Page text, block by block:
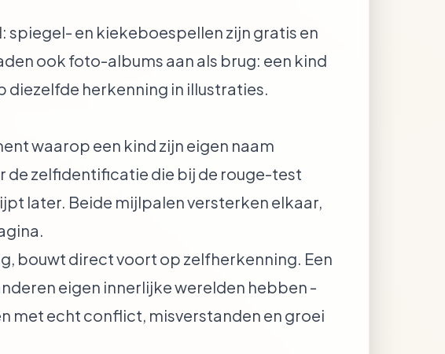
spiegel- en kiekeboespellen zijn gratis en
ook foto-albums aan als brug: een kind
diezelfde herkenning in illustraties.
waarop een kind zijn eigen naam
de zelfidentificatie die bij de rouge-test
later. Beide mijlpalen versterken elkaar,
bouwt direct voort op zelfherkenning. Een
eigen innerlijke werelden hebben -
met echt conflict, misverstanden en groei